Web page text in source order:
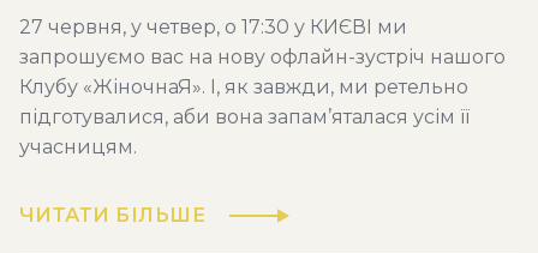
27 червня, у четвер, о 17:30 у КИЄВІ ми
запрошуємо вас на нову офлайн-зустріч нашого
Клубу «ЖіночнаЯ». І, як завжди, ми ретельно
підготувалися, аби вона запам’яталася усім її
учасницям.
ЧИТАТИ БІЛЬШЕ